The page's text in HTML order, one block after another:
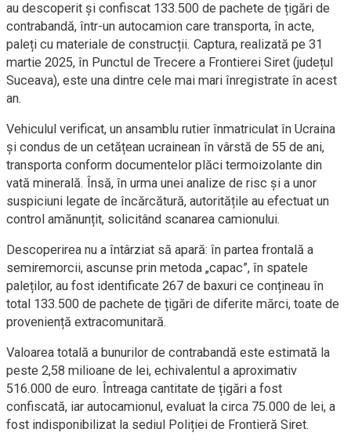
au descoperit și confiscat 133.500 de pachete de țigări de
contrabandă, într-un autocamion care transporta, în acte,
paleți cu materiale de construcții. Captura, realizată pe 31
martie 2025, în Punctul de Trecere a Frontierei Siret (județul
Suceava), este una dintre cele mai mari înregistrate în acest
an.
Vehiculul verificat, un ansamblu rutier înmatriculat în Ucraina
și condus de un cetățean ucrainean în vârstă de 55 de ani,
transporta conform documentelor plăci termoizolante din
vată minerală. Însă, în urma unei analize de risc și a unor
suspiciuni legate de încărcătură, autoritățile au efectuat un
control amănunțit, solicitând scanarea camionului.
Descoperirea nu a întârziat să apară: în partea frontală a
semiremorcii, ascunse prin metoda „capac”, în spatele
paleților, au fost identificate 267 de baxuri ce conțineau în
total 133.500 de pachete de țigări de diferite mărci, toate de
proveniență extracomunitară.
Valoarea totală a bunurilor de contrabandă este estimată la
peste 2,58 milioane de lei, echivalentul a aproximativ
516.000 de euro. Întreaga cantitate de țigări a fost
confiscată, iar autocamionul, evaluat la circa 75.000 de lei, a
fost indisponibilizat la sediul Poliției de Frontieră Siret.